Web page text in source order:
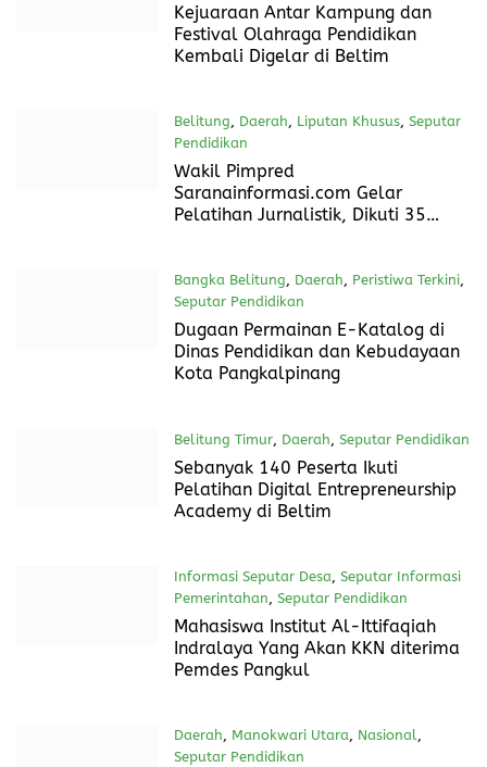
7 Agustus 2024
Kadis DiskominfoSP Beltim Terima
Kunjungan Silaturahmi Trainer
Sekolah Wartawan MZK Institute
Informasi Seputar Desa,Nasional, Seputar
Pendidikan
6 Agustus 2024
Sekolah Lansia Tangguh Bunda
Harapan Desa Pangkul Hari Ini
Menggelar Wisuda
Belitung Timur,Daerah,Seputar
Pendidikan,Sosial
6 Agustus 2024
Kejuaraan Antar Kampung dan
Festival Olahraga Pendidikan
Kembali Digelar di Beltim
Belitung ,Daerah,Liputan Khusus,Seputar
Pendidikan
5 Agustus 2024
Wakil Pimpred
Saranainformasi.com Gelar
Bangka Belitung,Daerah,Peristiwa Terkini
Seputar Pendidikan
3 Agustus 2024
Dugaan Permainan E-Katalog di
Dinas Pendidikan dan Kebudayaan
Belitung Timur,Daerah